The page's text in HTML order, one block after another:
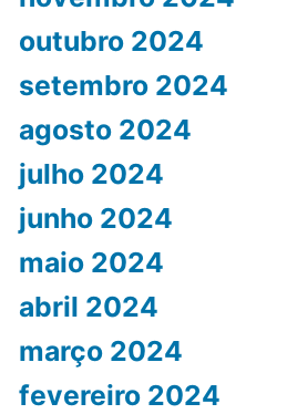
outubro 2024
setembro 2024
agosto 2024
julho 2024
junho 2024
maio 2024
abril 2024
março 2024
fevereiro 2024